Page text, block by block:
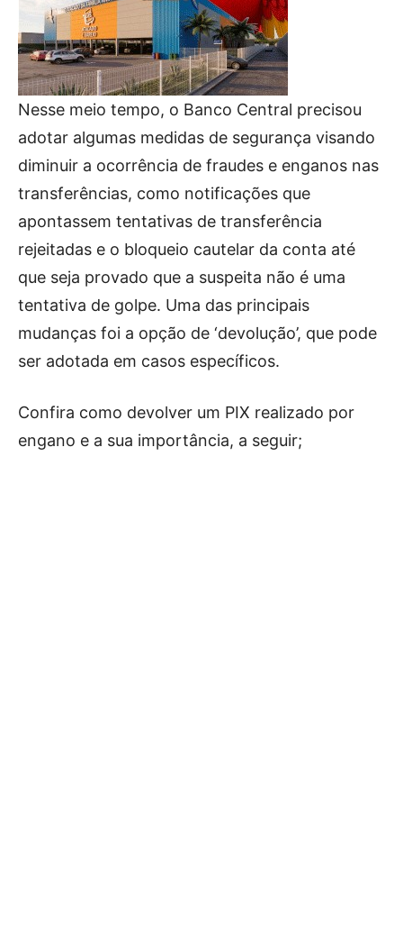
Nesse meio tempo, o Banco Central precisou
adotar algumas medidas de segurança visando
diminuir a ocorrência de fraudes e enganos nas
transferências, como notificações que
apontassem tentativas de transferência
rejeitadas e o bloqueio cautelar da conta até
que seja provado que a suspeita não é uma
tentativa de golpe. Uma das principais
mudanças foi a opção de ‘devolução’, que pode
ser adotada em casos específicos.
Confira como devolver um PIX realizado por
engano e a sua importância, a seguir;